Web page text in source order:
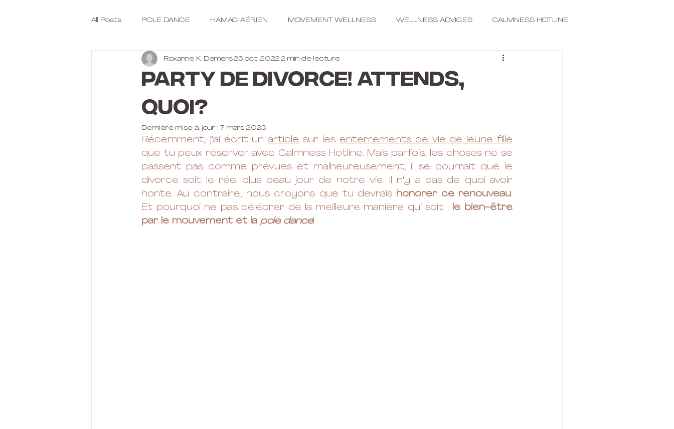
All Posts POLE DANCE HAMAC AÉRIEN MOVEMENT WELLNESS WELLNESS ADVICES CALMNESS HOTLINE
PARTY DE DIVORCE! Attends,
quoi?
Roxanne K. Demers23 oct. 20222 min de lecture
Dernière mise à jour : 7 mars 2023
Récemment, j'ai écrit un article sur les enterrements de vie de jeune fille
que tu peux réserver avec Calmness Hotline. Mais parfois, les choses ne se
passent pas comme prévues et malheureusement, il se pourrait que le
divorce soit le réel plus beau jour de notre vie. Il n'y a pas de quoi avoir
honte. Au contraire, nous croyons que tu devrais honorer ce renouveau.
Et pourquoi ne pas célébrer de la meilleure manière qui soit : le bien-être
par le mouvement et la pole dance!